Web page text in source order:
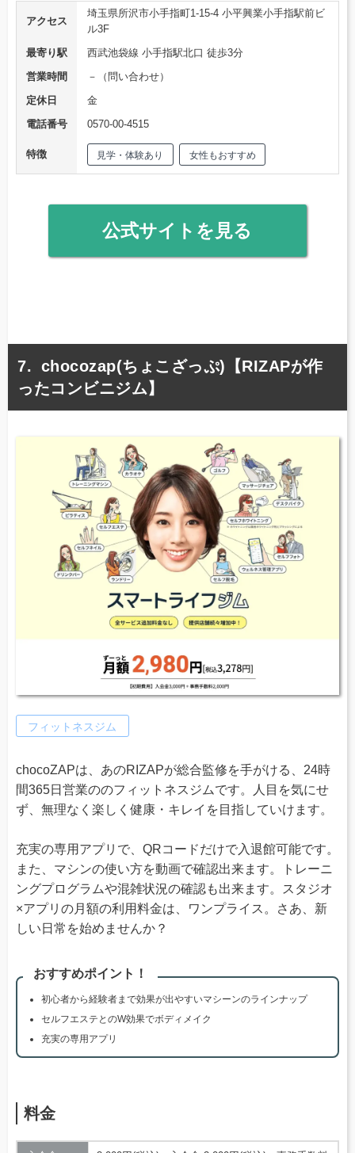
アクセス
埼玉県所沢市小手指町1-15-4 小平興業小手指駅前ビ
ル3F
最寄り駅
西武池袋線 小手指駅北口 徒歩3分
営業時間
－（問い合わせ）
定休日
金
電話番号
0570-00-4515
特徴 見学・体験あり 女性もおすすめ
公式サイトを見る
chocozap(ちょこざっぷ)【RIZAPが作
ったコンビニジム】
フィットネスジム
chocoZAPは、あのRIZAPが総合監修を手がける、24時
間365日営業ののフィットネスジムです。人目を気にせ
ず、無理なく楽しく健康・キレイを目指していけます。
充実の専用アプリで、QRコードだけで入退館可能です。
また、マシンの使い方を動画で確認出来ます。トレーニ
ングプログラムや混雑状況の確認も出来ます。スタジオ
×アプリの月額の利用料金は、ワンプライス。さあ、新
しい日常を始めませんか？
おすすめポイント！
初心者から経験者まで効果が出やすいマシーンのラインナップ
セルフエステとのW効果でボディメイク
充実の専用アプリ
料金